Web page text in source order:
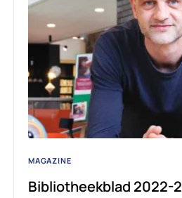
MAGAZINE
Bibliotheekblad 2022-2